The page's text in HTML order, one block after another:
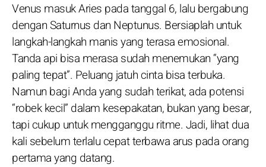
Venus masuk Aries pada tanggal 6, lalu bergabung
dengan Saturnus dan Neptunus. Bersiaplah untuk
langkah-langkah manis yang terasa emosional.
Tanda api bisa merasa sudah menemukan “yang
paling tepat”. Peluang jatuh cinta bisa terbuka.
Namun bagi Anda yang sudah terikat, ada potensi
“robek kecil” dalam kesepakatan, bukan yang besar,
tapi cukup untuk mengganggu ritme. Jadi, lihat dua
kali sebelum terlalu cepat terbawa arus pada orang
pertama yang datang.